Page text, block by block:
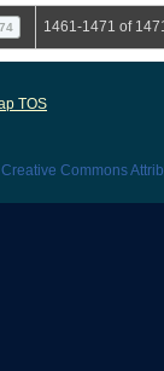
74 1461-1471 of
TOS
Creative Commons